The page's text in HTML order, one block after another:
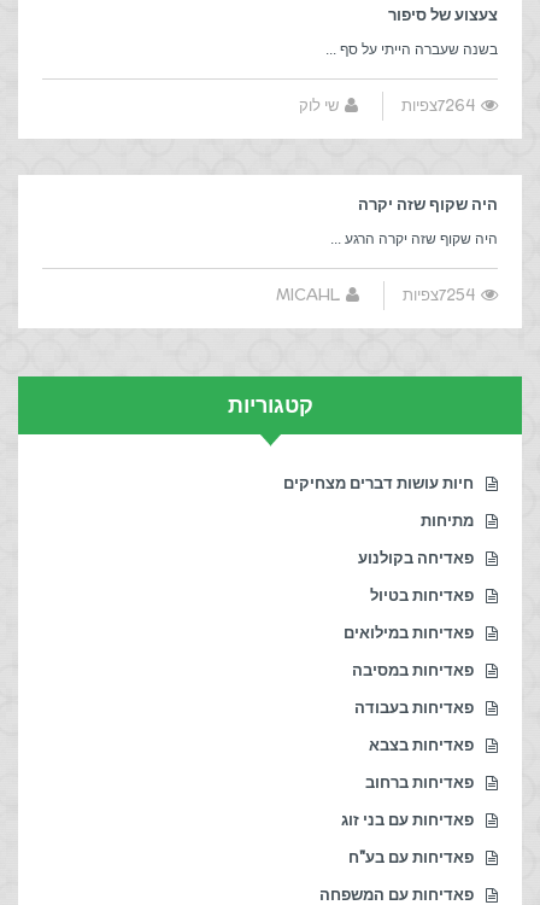
צעצוע של סיפור
בשנה שעברה הייתי על סף ...
7264צפיות שי לוק
היה שקוף שזה יקרה
היה שקוף שזה יקרה הרגע ...
7254צפיות MICAHL
קטגוריות
חיות עושות דברים מצחיקים
מתיחות
פאדיחה בקולנוע
פאדיחות בטיול
פאדיחות במילואים
פאדיחות במסיבה
פאדיחות בעבודה
פאדיחות בצבא
פאדיחות ברחוב
פאדיחות עם בני זוג
פאדיחות עם בע"ח
פאדיחות עם המשפחה